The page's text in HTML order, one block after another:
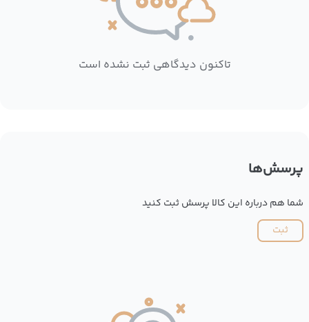
تاکنون دیدگاهی ثبت نشده است
پرسش‌ها
شما هم درباره این کالا پرسش ثبت کنید
ثبت